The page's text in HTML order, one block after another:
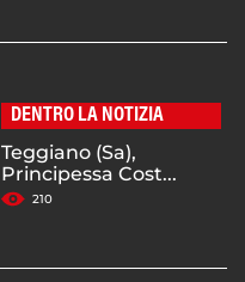
DENTRO LA NOTIZIA
Teggiano (Sa),
Principessa Cost...
210